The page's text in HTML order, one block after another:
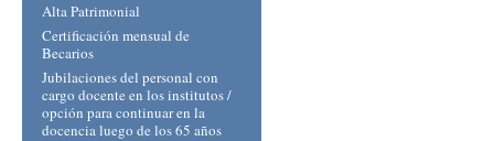
Alta Patrimonial
Certificación mensual de
Becarios
Jubilaciones del personal con
cargo docente en los institutos /
opción para continuar en la
docencia luego de los 65 años